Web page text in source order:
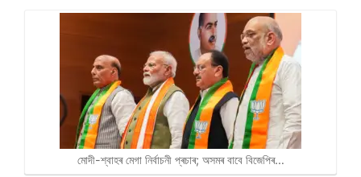
মোদী-শ্বাহৰ মেগা নিৰ্বাচনী প্ৰচাৰ; অসমৰ বাবে বিজেপিৰ…